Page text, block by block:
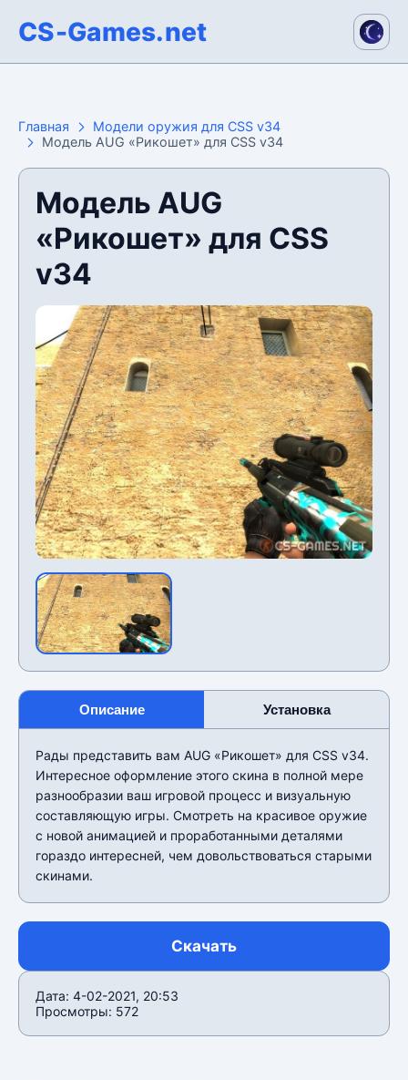
CS-Games.net
Главная
Модели оружия для CSS v34
Модель AUG «Рикошет» для CSS v34
Модель AUG
«Рикошет» для CSS
v34
Описание Установка
Рады представить вам AUG «Рикошет» для CSS v34.
Интересное оформление этого скина в полной мере
разнообразии ваш игровой процесс и визуальную
составляющую игры. Смотреть на красивое оружие
с новой анимацией и проработанными деталями
гораздо интересней, чем довольствоваться старыми
скинами.
Скачать
Дата: 4-02-2021, 20:53
Просмотры: 572